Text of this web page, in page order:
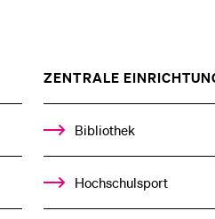
ZENTRALE
Bibliothek
Hochschulsport